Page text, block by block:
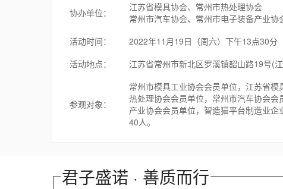
协办单位：
江苏省模具协会、常州市热处理协会
常州市汽车协会、常州市电子装备产业协
活动时间：
2022年11月19日（周六）下午13点30分
活动地点：
江苏省常州市新北区罗溪镇韶山路19号(
参观对象：
常州市模具工业协会会员单位，江苏省
热处理协会会员单位，常州市汽车协会会
产业协会会员单位，智造猫平台制造业
40人。
君子盛诺 · 善质而行